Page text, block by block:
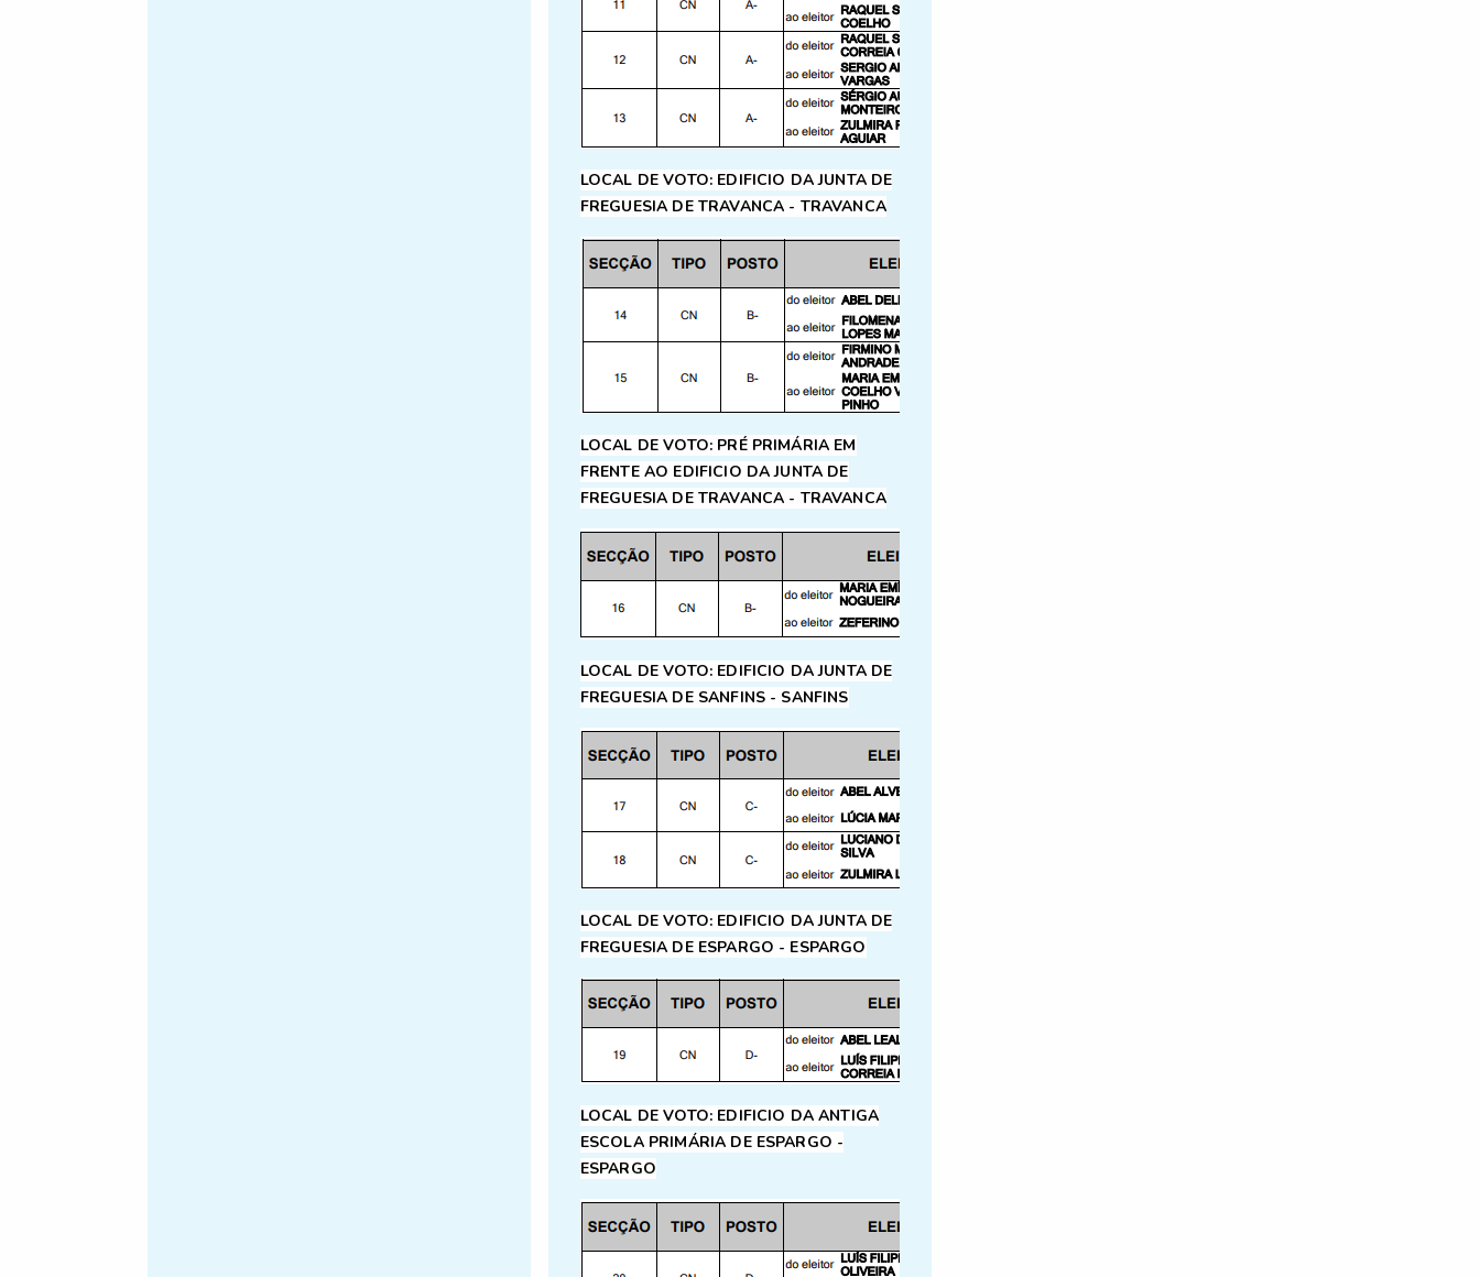
LOCAL DE VOTO: EDIFICIO DA JUNTA DE
FREGUESIA DE TRAVANCA - TRAVANCA
LOCAL DE VOTO: PRÉ PRIMÁRIA EM
FRENTE AO EDIFICIO DA JUNTA DE
FREGUESIA DE TRAVANCA - TRAVANCA
LOCAL DE VOTO: EDIFICIO DA JUNTA DE
FREGUESIA DE SANFINS - SANFINS
LOCAL DE VOTO: EDIFICIO DA JUNTA DE
FREGUESIA DE ESPARGO - ESPARGO
LOCAL DE VOTO: EDIFICIO DA ANTIGA
ESCOLA PRIMÁRIA DE ESPARGO -
ESPARGO